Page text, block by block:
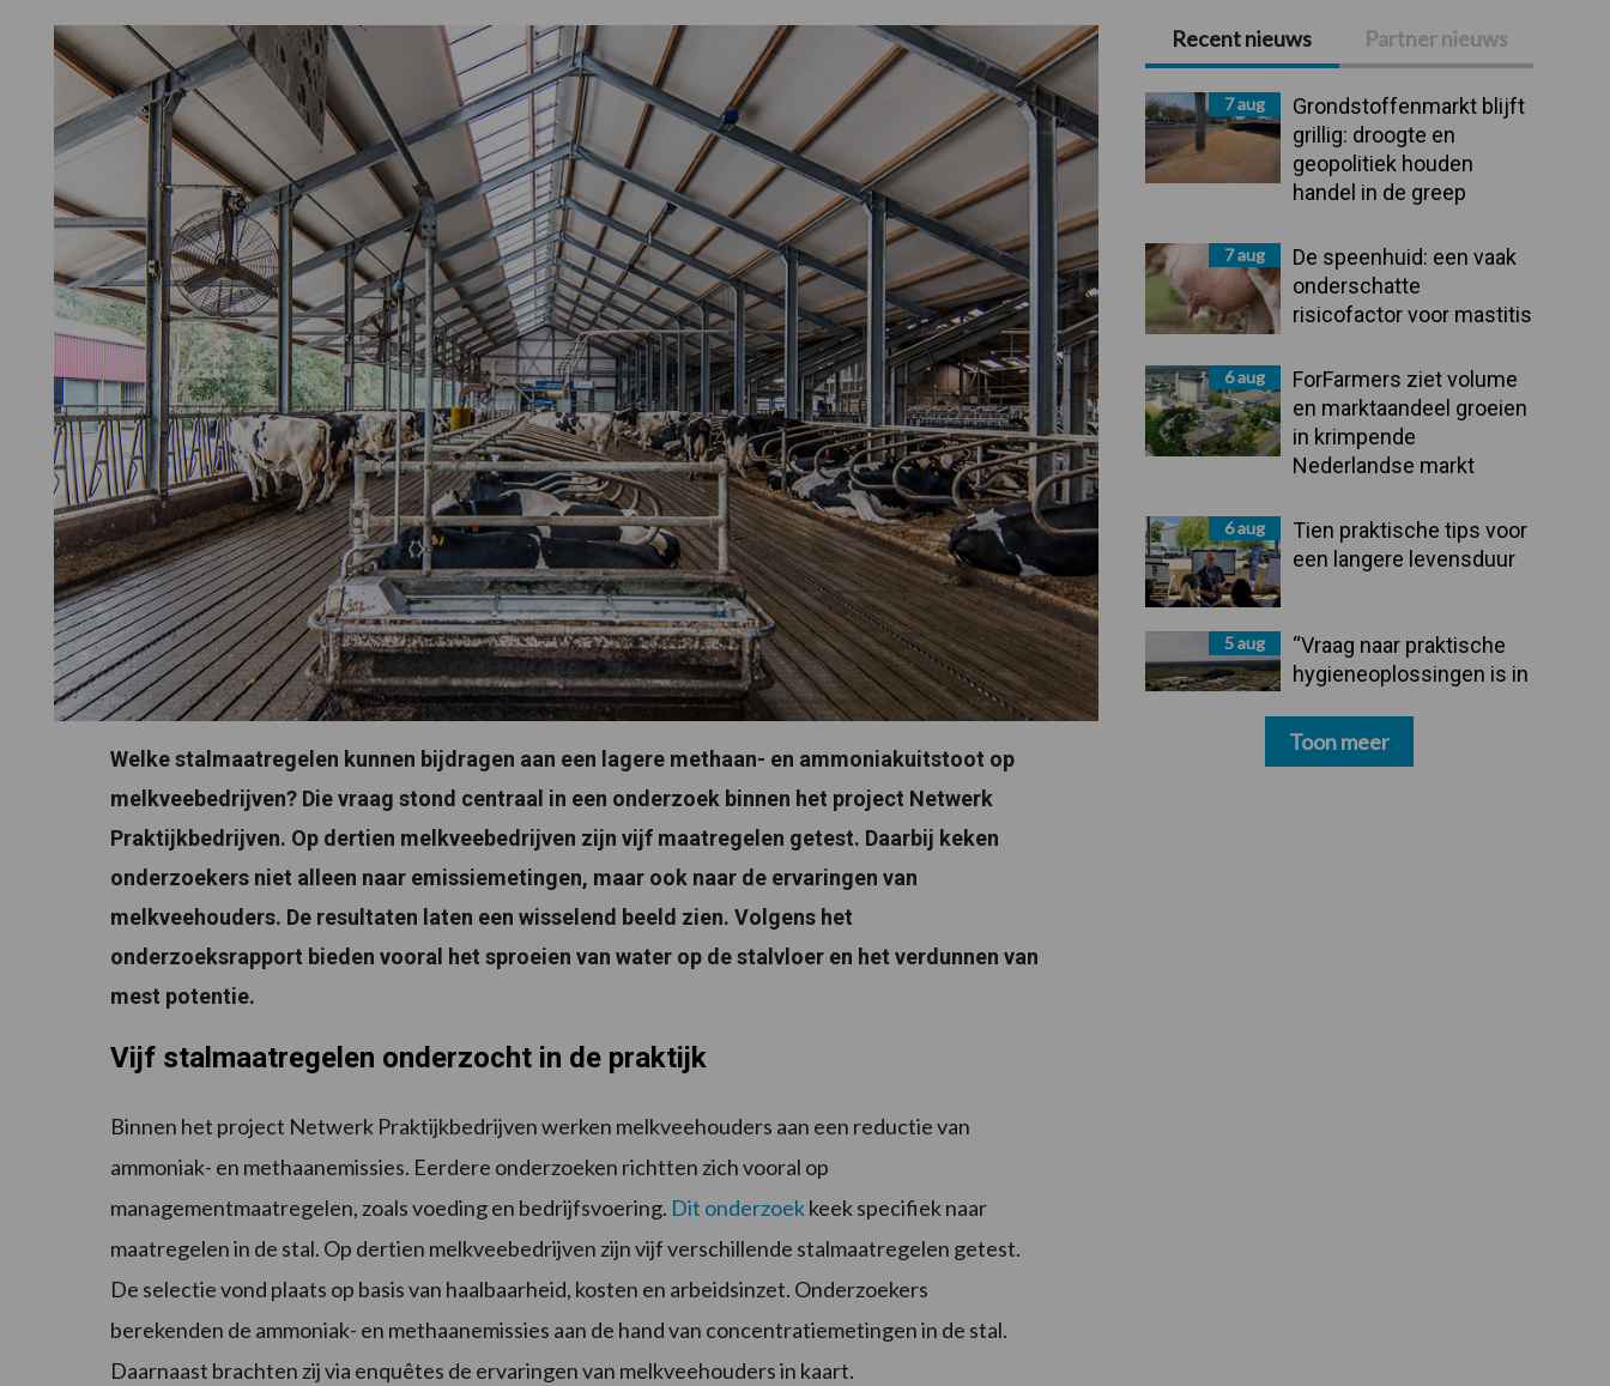
Welke stalmaatregelen kunnen bijdragen aan een lagere methaan- en ammoniakuitstoot op
melkveebedrijven? Die vraag stond centraal in een onderzoek binnen het project Netwerk
Praktijkbedrijven. Op dertien melkveebedrijven zijn vijf maatregelen getest. Daarbij keken
onderzoekers niet alleen naar emissiemetingen, maar ook naar de ervaringen van
melkveehouders. De resultaten laten een wisselend beeld zien. Volgens het
onderzoeksrapport bieden vooral het sproeien van water op de stalvloer en het verdunnen van
mest potentie.
Vijf stalmaatregelen onderzocht in de praktijk
Binnen het project Netwerk Praktijkbedrijven werken melkveehouders aan een reductie van
ammoniak- en methaanemissies. Eerdere onderzoeken richtten zich vooral op
managementmaatregelen, zoals voeding en bedrijfsvoering. Dit onderzoekkeek specifiek naar
maatregelen in de stal. Op dertien melkveebedrijven zijn vijf verschillende stalmaatregelen getest.
De selectie vond plaats op basis van haalbaarheid, kosten en arbeidsinzet. Onderzoekers
berekenden de ammoniak- en methaanemissies aan de hand van concentratiemetingen in de stal.
Daarnaast brachten zij via enquêtes de ervaringen van melkveehouders in kaart.
Primaire
Sidebar
Recent nieuws Partner nieuws
7 aug
Grondstoffenmarkt blijft
grillig: droogte en
geopolitiek houden
handel in de greep
7 aug
De speenhuid: een vaak
onderschatte
risicofactor voor mastitis
6 aug
ForFarmers ziet volume
en marktaandeel groeien
in krimpende
Nederlandse markt
6 aug
Tien praktische tips voor
een langere levensduur
5 aug
“Vraag naar praktische
hygieneoplossingen is in
Toon meer